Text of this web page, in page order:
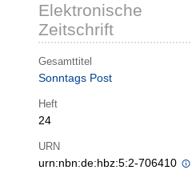
Elektronische
Zeitschrift
Gesamttitel
Sonntags Post
Heft
24
URN
urn:nbn:de:hbz:5:2-706410